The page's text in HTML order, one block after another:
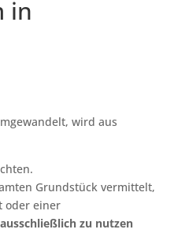
in
wird aus
Grundstück vermittelt,
oder einer
zu nutzen